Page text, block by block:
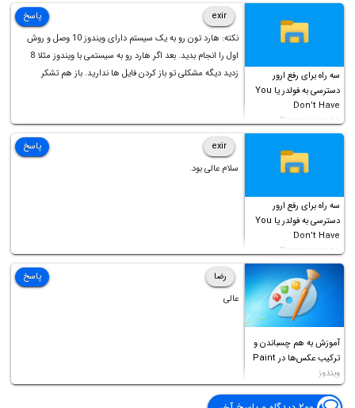
است!
سه راه برای رفع ارور
دسترسی به فولدر یا You
Don’t Have
Permission to
Access this folder
exir
نکته: هارد تون رو به یک سیستم دارای ویندوز 10 وصل و روش
اول را انجام بدید. بعد اگر هارد رو به سیستمی با ویندوز مثلا 8
زدید دیگه مشکلی تو باز کردن فایل ها ندارید. باز هم تشکر
پاسخ
سه راه برای رفع ارور
دسترسی به فولدر یا You
Don’t Have
Permission to
Access this folder
exir
سلام عالی بود.
پاسخ
آموزش به هم چسباندن و
ترکیب عکس‌ها در Paint
ویندوز
رضا
عالی
پاسخ